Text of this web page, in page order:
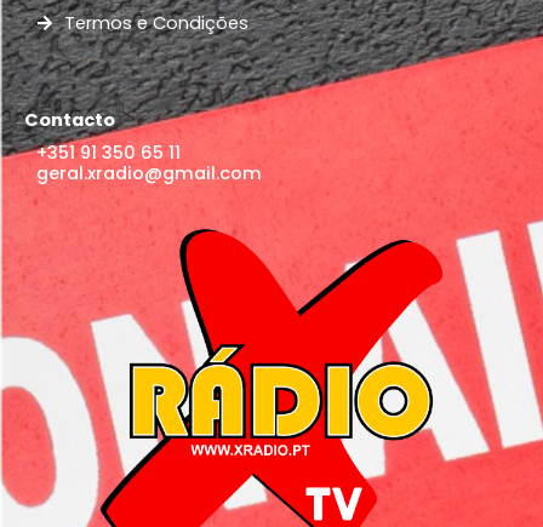
Termos e Condições
Contacto
+351 91 350 65 11
geral.xradio@gmail.com